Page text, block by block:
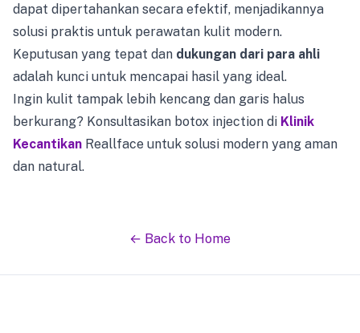
dapat dipertahankan secara efektif, menjadikannya
solusi praktis untuk perawatan kulit modern.
Keputusan yang tepat dan dukungan dari para ahli
adalah kunci untuk mencapai hasil yang ideal.
Ingin kulit tampak lebih kencang dan garis halus
berkurang? Konsultasikan botox injection di Klinik
Kecantikan Reallface untuk solusi modern yang aman
dan natural.
← Back to Home